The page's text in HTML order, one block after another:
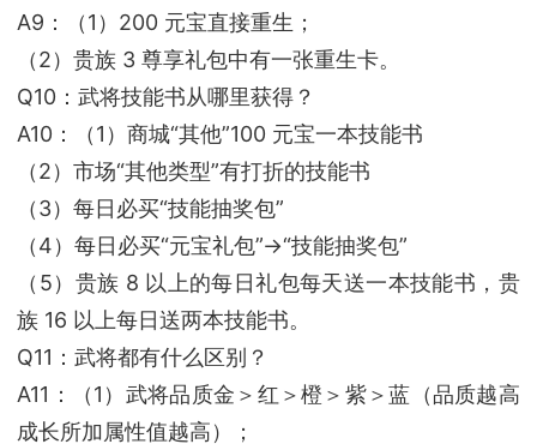
A9：（1）200 元宝直接重生；
（2）贵族 3 尊享礼包中有一张重生卡。
Q10：武将技能书从哪里获得？
A10：（1）商城“其他”100 元宝一本技能书
（2）市场“其他类型”有打折的技能书
（3）每日必买“技能抽奖包”
（4）每日必买“元宝礼包”→“技能抽奖包”
（5）贵族 8 以上的每日礼包每天送一本技能书，贵
族 16 以上每日送两本技能书。
Q11：武将都有什么区别？
A11：（1）武将品质金＞红＞橙＞紫＞蓝（品质越高
成长所加属性值越高）；